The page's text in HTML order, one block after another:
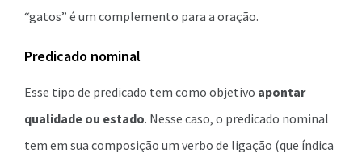
“gatos” é um complemento para a oração.
Predicado nominal
Esse tipo de predicado tem como objetivo apontar
qualidade ou estado. Nesse caso, o predicado nominal
tem em sua composição um verbo de ligação (que índica